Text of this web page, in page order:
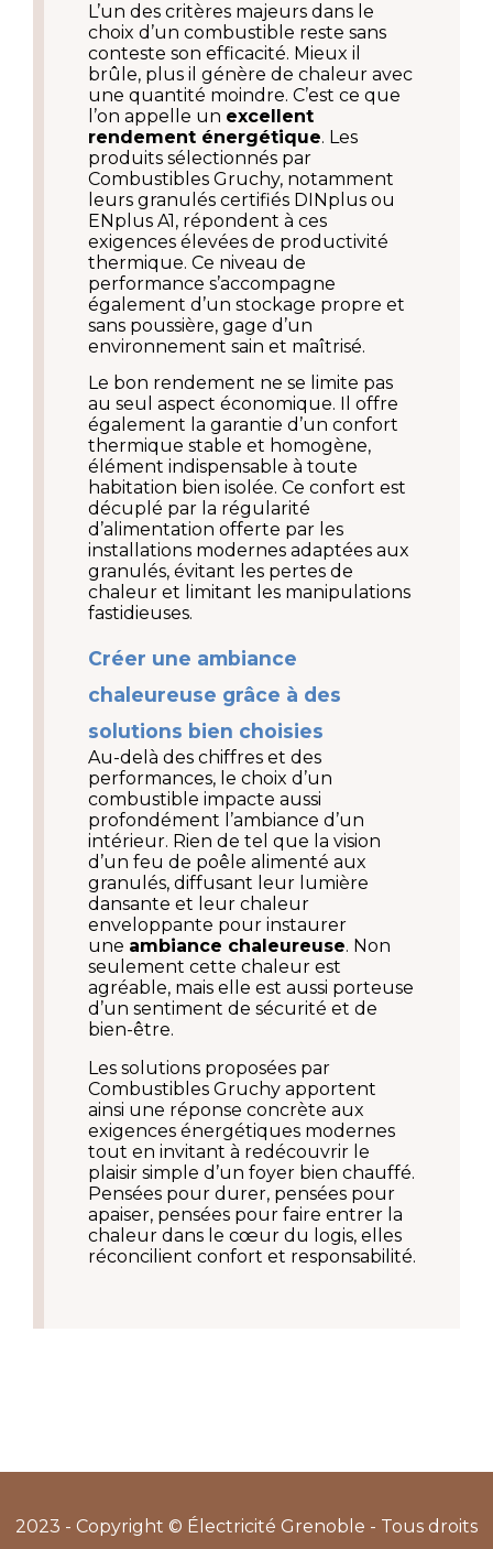
L’un des critères majeurs dans le
choix d’un combustible reste sans
conteste son efficacité. Mieux il
brûle, plus il génère de chaleur avec
une quantité moindre. C’est ce que
l’on appelle un excellent
rendement énergétique. Les
produits sélectionnés par
Combustibles Gruchy, notamment
leurs granulés certifiés DINplus ou
ENplus A1, répondent à ces
exigences élevées de productivité
thermique. Ce niveau de
performance s’accompagne
également d’un stockage propre et
sans poussière, gage d’un
environnement sain et maîtrisé.
Le bon rendement ne se limite pas
au seul aspect économique. Il offre
également la garantie d’un confort
thermique stable et homogène,
élément indispensable à toute
habitation bien isolée. Ce confort est
décuplé par la régularité
d’alimentation offerte par les
installations modernes adaptées aux
granulés, évitant les pertes de
chaleur et limitant les manipulations
fastidieuses.
Créer une ambiance
chaleureuse grâce à des
solutions bien choisies
Au-delà des chiffres et des
performances, le choix d’un
combustible impacte aussi
profondément l’ambiance d’un
intérieur. Rien de tel que la vision
d’un feu de poêle alimenté aux
granulés, diffusant leur lumière
dansante et leur chaleur
enveloppante pour instaurer
une ambiance chaleureuse. Non
seulement cette chaleur est
agréable, mais elle est aussi porteuse
d’un sentiment de sécurité et de
bien-être.
Les solutions proposées par
Combustibles Gruchy apportent
ainsi une réponse concrète aux
exigences énergétiques modernes
tout en invitant à redécouvrir le
plaisir simple d’un foyer bien chauffé.
Pensées pour durer, pensées pour
apaiser, pensées pour faire entrer la
chaleur dans le cœur du logis, elles
réconcilient confort et responsabilité.
2023 - Copyright © Électricité Grenoble - Tous droits